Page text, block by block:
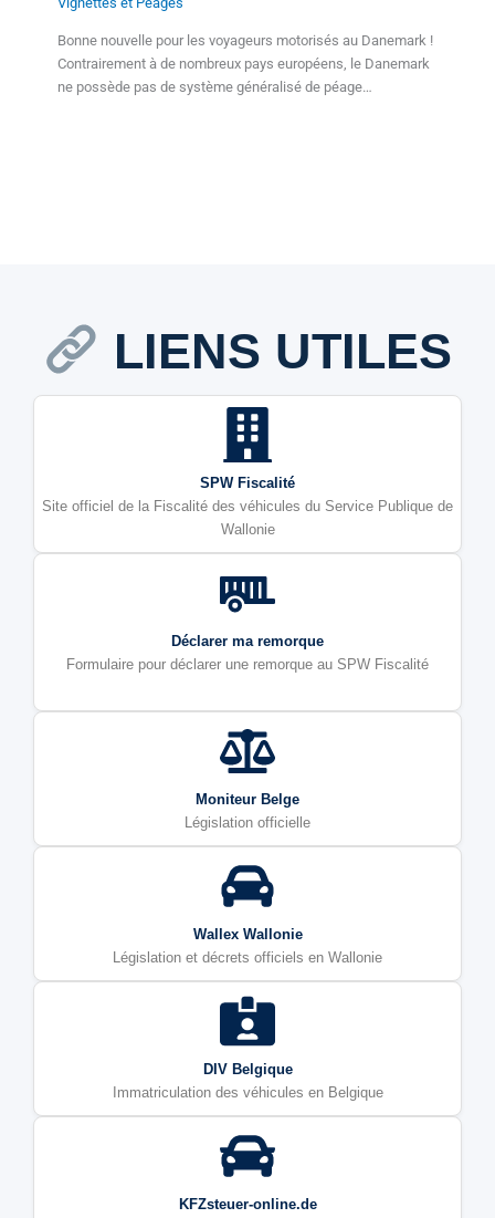
Bonne nouvelle pour les voyageurs motorisés au Danemark !
Contrairement à de nombreux pays européens, le Danemark
ne possède pas de système généralisé de péage…
LIENS UTILES
SPW Fiscalité
Site officiel de la Fiscalité des véhicules du Service Publique de
Wallonie
Déclarer ma remorque
Formulaire pour déclarer une remorque au SPW Fiscalité
Moniteur Belge
Législation officielle
Wallex Wallonie
Législation et décrets officiels en Wallonie
DIV Belgique
Immatriculation des véhicules en Belgique
KFZsteuer-online.de